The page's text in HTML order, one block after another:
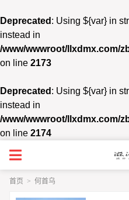
Deprecated : Using ${var} in
instead in
/www/wwwroot/llxdmx.com/
on line 2173
Deprecated : Using ${var} in
instead in
/www/wwwroot/llxdmx.com/
on line 2174
首页 > 何首乌